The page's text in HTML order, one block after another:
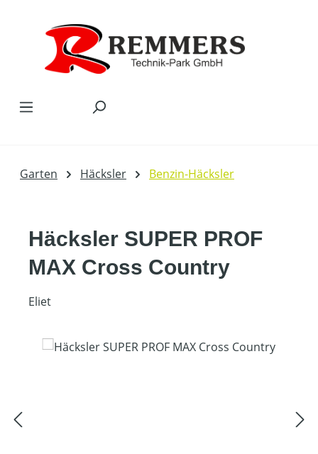
Garten Häcksler Benzin-Häcksler
Häcksler SUPER PROF
MAX Cross Country
Eliet
Bildergalerie überspringen